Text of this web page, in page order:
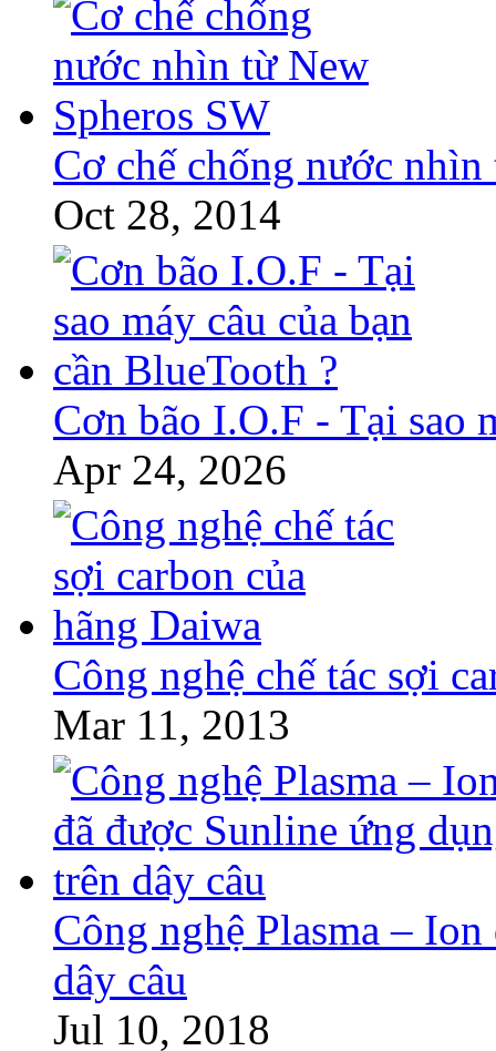
Cơ chế chống nước
Oct 28, 2014
Cơn bão I.O.F - Tại sao
Apr 24, 2026
Công nghệ chế tác sợi
Mar 11, 2013
Công nghệ Plasma –
dây câu
Jul 10, 2018